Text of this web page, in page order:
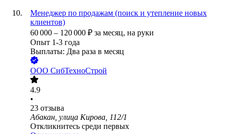
Менеджер по продажам (поиск и утепление новых
клиентов)
60 000 – 120 000 ₽ за месяц, на руки
Опыт 1-3 года
Выплаты: Два раза в месяц
ООО СибТехноСтрой
4.9
•
23 отзыва
Абакан, улица Кирова, 112/1
Откликнитесь среди первых